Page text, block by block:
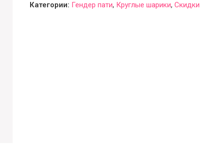
Категории: Гендер пати, Круглые шарики, Скидки